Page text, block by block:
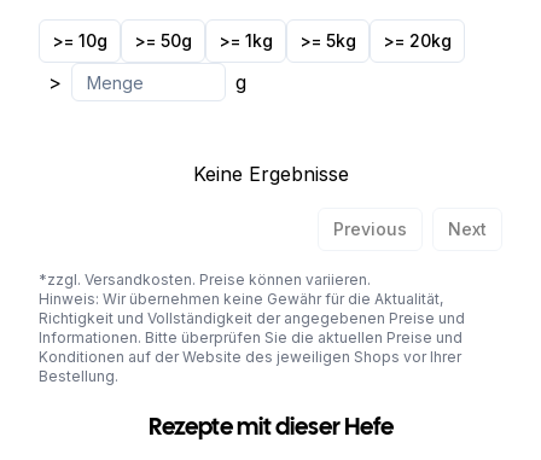
>= 10g >= 50g >= 1kg >= 5kg >= 20kg
> g
Keine Ergebnisse
Previous Next
*zzgl. Versandkosten. Preise können variieren.
Hinweis: Wir übernehmen keine Gewähr für die Aktualität,
Richtigkeit und Vollständigkeit der angegebenen Preise und
Informationen. Bitte überprüfen Sie die aktuellen Preise und
Konditionen auf der Website des jeweiligen Shops vor Ihrer
Bestellung.
Rezepte mit dieser Hefe